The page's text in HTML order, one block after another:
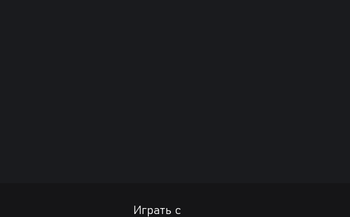
Играть с